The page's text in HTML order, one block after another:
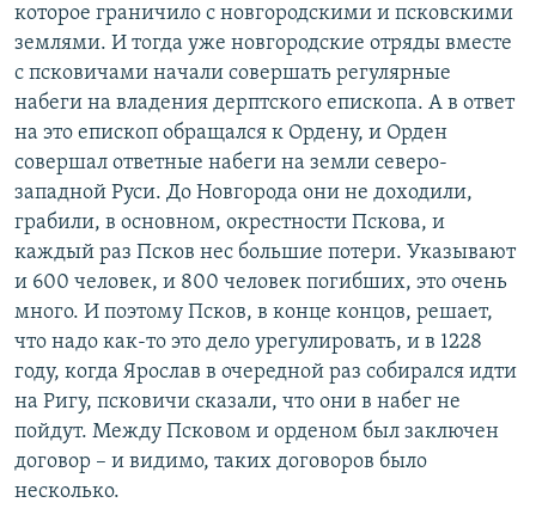
которое граничило с новгородскими и псковскими
землями. И тогда уже новгородские отряды вместе
с псковичами начали совершать регулярные
набеги на владения дерптского епископа. А в ответ
на это епископ обращался к Ордену, и Орден
совершал ответные набеги на земли северо-
западной Руси. До Новгорода они не доходили,
грабили, в основном, окрестности Пскова, и
каждый раз Псков нес большие потери. Указывают
и 600 человек, и 800 человек погибших, это очень
много. И поэтому Псков, в конце концов, решает,
что надо как-то это дело урегулировать, и в 1228
году, когда Ярослав в очередной раз собирался идти
на Ригу, псковичи сказали, что они в набег не
пойдут. Между Псковом и орденом был заключен
договор – и видимо, таких договоров было
несколько.